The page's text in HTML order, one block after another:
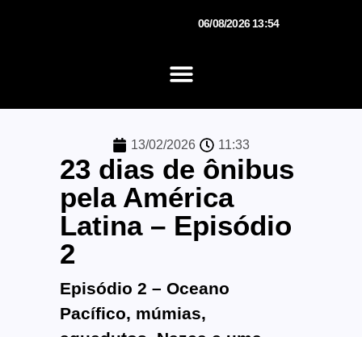
06/08/2026 13:54
13/02/2026 11:33
23 dias de ônibus
pela América
Latina – Episódio
2
Episódio 2 – Oceano
Pacífico, múmias,